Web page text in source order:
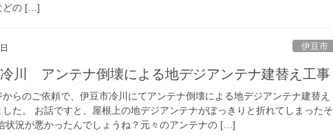
どの […]
伊豆市
川 アンテナ倒壊による地デジアンテナ建替え工事
らのご依頼で、伊豆市冷川にてアンテナ倒壊による地デジアンテナ建替え
した。 お話ですと、屋根上の地デジアンテナがぽっきりと折れてしまったそ
状況が悪かったんでしょうね？元々のアンテナの […]